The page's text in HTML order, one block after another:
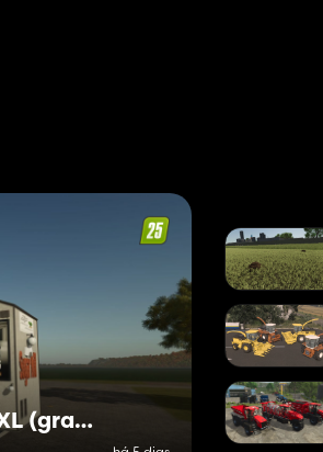
Queimador de açúcar DF ​​XXL (grande fábrica de açúcar industrial)